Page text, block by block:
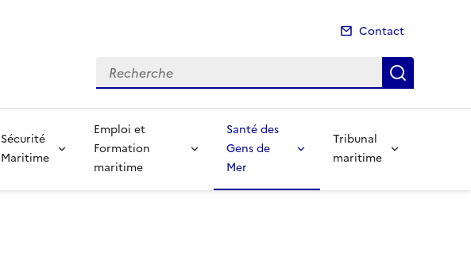
Contact
Recherche
Sécurité
Maritime
Emploi et
Formation
maritime
Santé des
Gens de
Mer
Tribunal
maritime